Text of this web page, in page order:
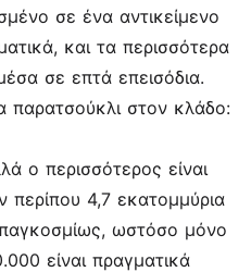
σε ένα αντικείμενο
και τα περισσότερα
σε επτά επεισόδια.
παρατσούκλι στον κλάδο:
ο περισσότερος είναι
4,7 εκατομμύρια
ωστόσο μόνο
είναι πραγματικά